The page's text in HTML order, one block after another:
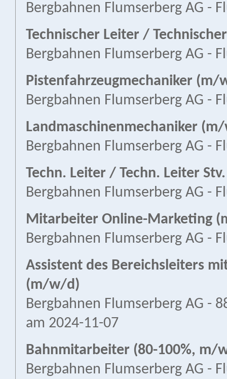
Bergbahnen Flumserberg AG -
Technischer Leiter /
Bergbahnen Flumserberg AG -
Pistenfahrzeugmechaniker (m/
Bergbahnen Flumserberg AG -
Landmaschinenmechaniker
Bergbahnen Flumserberg AG -
Techn. Leiter / Techn. Leiter
Bergbahnen Flumserberg AG -
Mitarbeiter Online-Marketing
Bergbahnen Flumserberg AG -
Assistent des Bereichsleiters
(m/w/d)
Bergbahnen Flumserberg AG -
am 2024-11-07
Bahnmitarbeiter (80-100%, m/
Bergbahnen Flumserberg AG -